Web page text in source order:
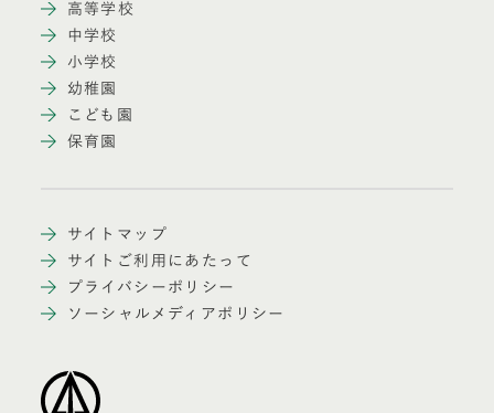
高等学校
中学校
小学校
幼稚園
こども園
保育園
サイトマップ
サイトご利用にあたって
プライバシーポリシー
ソーシャルメディアポリシー